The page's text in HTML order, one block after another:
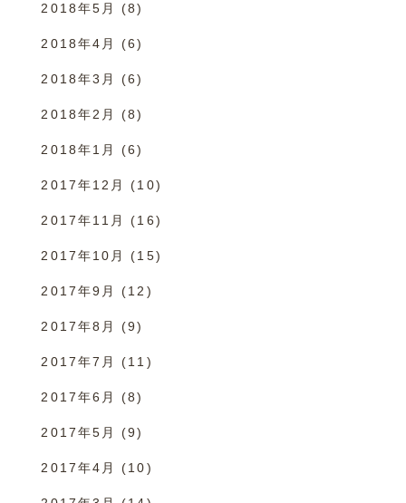
2018年5月 (8)
2018年4月 (6)
2018年3月 (6)
2018年2月 (8)
2018年1月 (6)
2017年12月 (10)
2017年11月 (16)
2017年10月 (15)
2017年9月 (12)
2017年8月 (9)
2017年7月 (11)
2017年6月 (8)
2017年5月 (9)
2017年4月 (10)